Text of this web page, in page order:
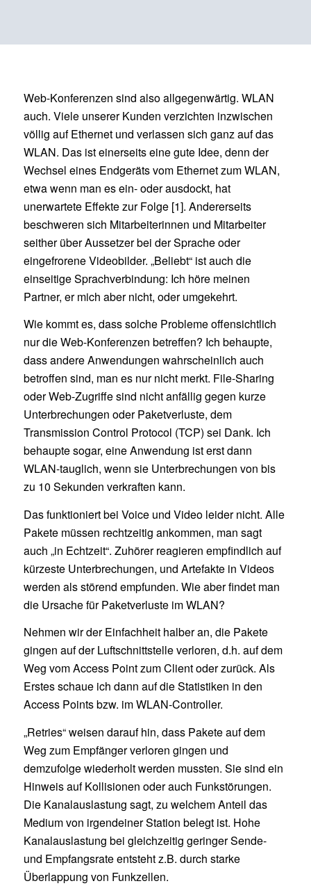
Web-Konferenzen sind also allgegenwärtig. WLAN
auch. Viele unserer Kunden verzichten inzwischen
völlig auf Ethernet und verlassen sich ganz auf das
WLAN. Das ist einerseits eine gute Idee, denn der
Wechsel eines Endgeräts vom Ethernet zum WLAN,
etwa wenn man es ein- oder ausdockt, hat
unerwartete Effekte zur Folge [1]. Andererseits
beschweren sich Mitarbeiterinnen und Mitarbeiter
seither über Aussetzer bei der Sprache oder
eingefrorene Videobilder. „Beliebt“ ist auch die
einseitige Sprachverbindung: Ich höre meinen
Partner, er mich aber nicht, oder umgekehrt.
Wie kommt es, dass solche Probleme offensichtlich
nur die Web-Konferenzen betreffen? Ich behaupte,
dass andere Anwendungen wahrscheinlich auch
betroffen sind, man es nur nicht merkt. File-Sharing
oder Web-Zugriffe sind nicht anfällig gegen kurze
Unterbrechungen oder Paketverluste, dem
Transmission Control Protocol (TCP) sei Dank. Ich
behaupte sogar, eine Anwendung ist erst dann
WLAN-tauglich, wenn sie Unterbrechungen von bis
zu 10 Sekunden verkraften kann.
Das funktioniert bei Voice und Video leider nicht. Alle
Pakete müssen rechtzeitig ankommen, man sagt
auch „in Echtzeit“. Zuhörer reagieren empfindlich auf
kürzeste Unterbrechungen, und Artefakte in Videos
werden als störend empfunden. Wie aber findet man
die Ursache für Paketverluste im WLAN?
Nehmen wir der Einfachheit halber an, die Pakete
gingen auf der Luftschnittstelle verloren, d.h. auf dem
Weg vom Access Point zum Client oder zurück. Als
Erstes schaue ich dann auf die Statistiken in den
Access Points bzw. im WLAN-Controller.
„Retries“ weisen darauf hin, dass Pakete auf dem
Weg zum Empfänger verloren gingen und
demzufolge wiederholt werden mussten. Sie sind ein
Hinweis auf Kollisionen oder auch Funkstörungen.
Die Kanalauslastung sagt, zu welchem Anteil das
Medium von irgendeiner Station belegt ist. Hohe
Kanalauslastung bei gleichzeitig geringer Sende-
und Empfangsrate entsteht z.B. durch starke
Überlappung von Funkzellen.